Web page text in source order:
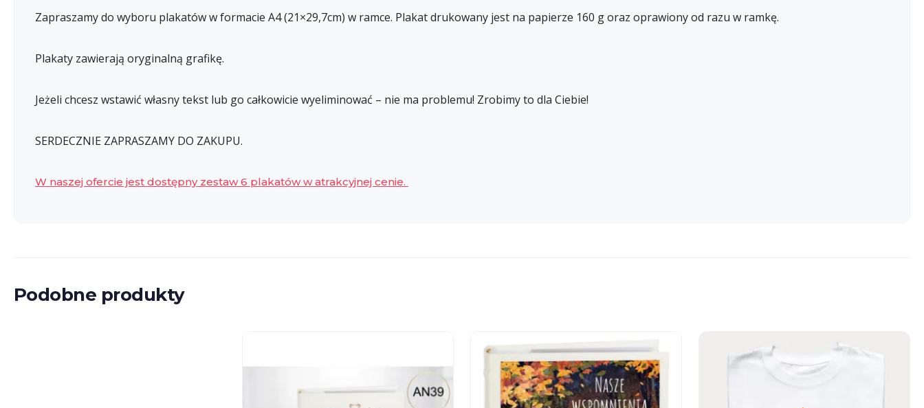
Zapraszamy do wyboru plakatów w formacie A4 (21×29,7cm) w ramce. Plakat drukowany jest na papierze 160 g oraz oprawiony od razu w ramkę.
Plakaty zawierają oryginalną grafikę.
Jeżeli chcesz wstawić własny tekst lub go całkowicie wyeliminować – nie ma problemu! Zrobimy to dla Ciebie!
SERDECZNIE ZAPRASZAMY DO ZAKUPU.
W naszej ofercie jest dostępny zestaw 6 plakatów w atrakcyjnej cenie.
Podobne produkty